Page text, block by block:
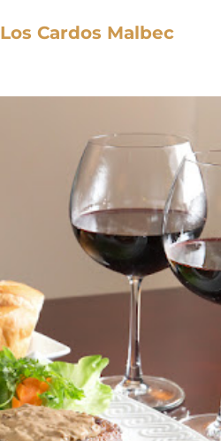
Cardos Malbec